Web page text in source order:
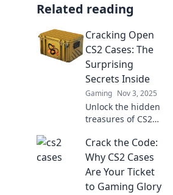
Related reading
Cracking Open
CS2 Cases: The
Surprising
Secrets Inside
Gaming Nov 3, 2025
Unlock the hidden
treasures of CS2
secrets and
surprises waiting
inside—your
ultimate guide to
what lies beneath!
Crack the Code:
Why CS2 Cases
Are Your Ticket
to Gaming Glory